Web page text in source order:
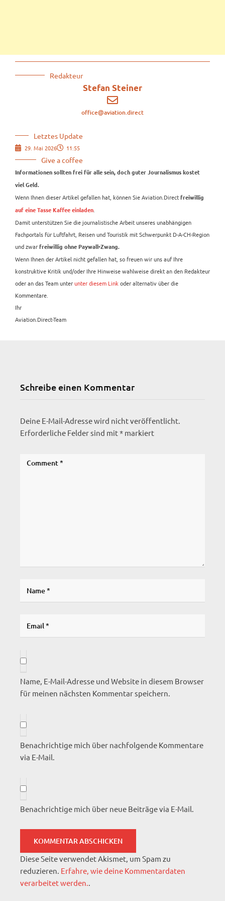
Redakteur
Stefan Steiner
office@aviation.direct
Letztes Update
29. Mai 2026 11:55
Give a coffee
Informationen sollten frei für alle sein, doch guter Journalismus kostet
viel Geld.
Wenn Ihnen dieser Artikel gefallen hat, können Sie Aviation.Direct freiwillig
auf eine Tasse Kaffee einladen
Damit unterstützen Sie die journalistische Arbeit unseres unabhängigen
Fachportals für Luftfahrt, Reisen und Touristik mit Schwerpunkt D-A-CH-Region
und zwar freiwillig ohne Paywall-Zwang.
Wenn Ihnen der Artikel nicht gefallen hat, so freuen wir uns auf Ihre
konstruktive Kritik und/oder Ihre Hinweise wahlweise direkt an den Redakteur
oder an das Team unterunter diesem Link oder alternativ über die
Kommentare.
Ihr
Aviation.Direct-Team
Schreibe einen Kommentar
Deine E-Mail-Adresse wird nicht veröffentlicht.
Erforderliche Felder sind mit* markiert
Name, E-Mail-Adresse und Website in diesem Browser
für meinen nächsten Kommentar speichern.
Benachrichtige mich über nachfolgende Kommentare
via E-Mail.
Benachrichtige mich über neue Beiträge via E-Mail.
Diese Seite verwendet Akismet, um Spam zu
reduzieren. Erfahre, wie deine Kommentardaten
verarbeitet werden..